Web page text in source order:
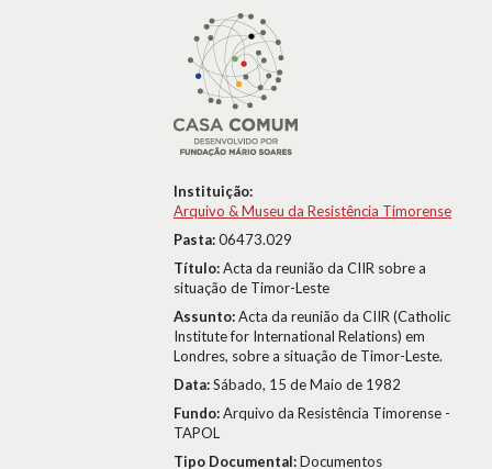
Instituição:
Arquivo & Museu da Resistência Timorense
Pasta:06473.029
Título:Acta da reunião da CIIR sobre a
situação de Timor-Leste
Assunto:Acta da reunião da CIIR (Catholic
Institute for International Relations) em
Londres, sobre a situação de Timor-Leste.
Data:Sábado, 15 de Maio de 1982
Fundo:Arquivo da Resistência Timorense -
TAPOL
Tipo Documental:Documentos